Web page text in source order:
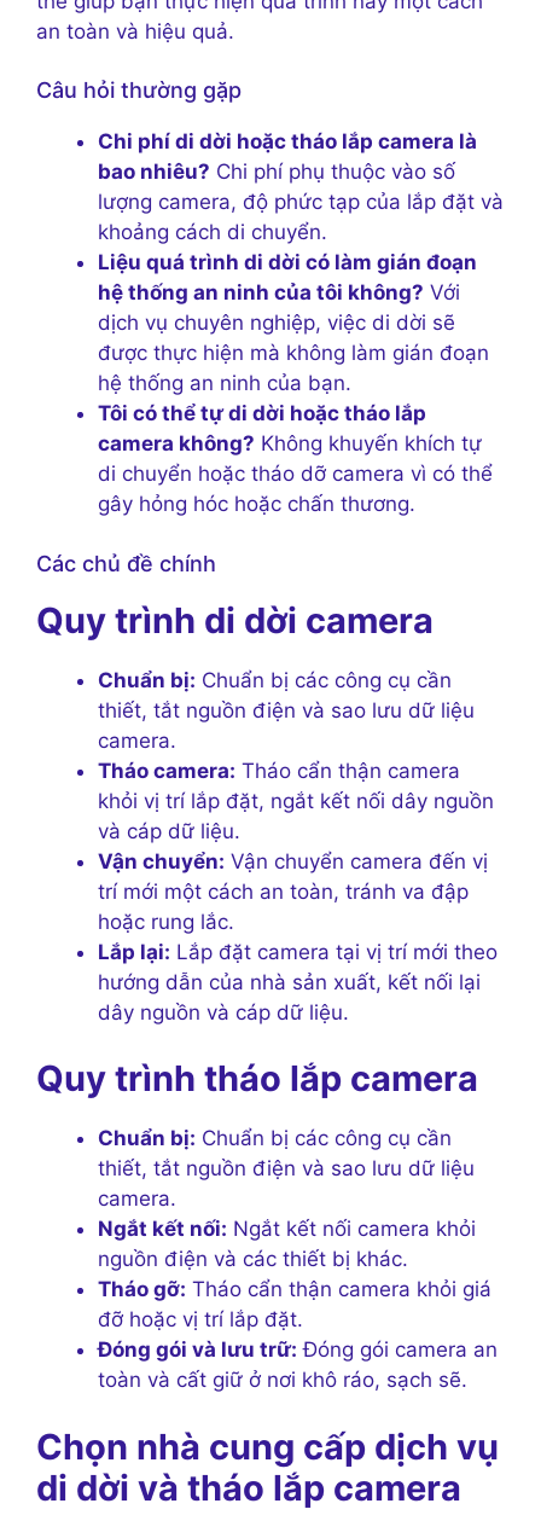
an toàn và hiệu quả.
Câu hỏi thường gặp
Chi phí di dời hoặc tháo lắp camera là
bao nhiêu? Chi phí phụ thuộc vào số
lượng camera, độ phức tạp của lắp đặt và
khoảng cách di chuyển.
Liệu quá trình di dời có làm gián đoạn
hệ thống an ninh của tôi không? Với
dịch vụ chuyên nghiệp, việc di dời sẽ
được thực hiện mà không làm gián đoạn
hệ thống an ninh của bạn.
Tôi có thể tự di dời hoặc tháo lắp
camera không? Không khuyến khích tự
di chuyển hoặc tháo dỡ camera vì có thể
gây hỏng hóc hoặc chấn thương.
Các chủ đề chính
Quy trình di dời camera
Chuẩn bị: Chuẩn bị các công cụ cần
thiết, tắt nguồn điện và sao lưu dữ liệu
camera.
Tháo camera: Tháo cẩn thận camera
khỏi vị trí lắp đặt, ngắt kết nối dây nguồn
và cáp dữ liệu.
Vận chuyển: Vận chuyển camera đến vị
trí mới một cách an toàn, tránh va đập
hoặc rung lắc.
Lắp lại: Lắp đặt camera tại vị trí mới theo
hướng dẫn của nhà sản xuất, kết nối lại
dây nguồn và cáp dữ liệu.
Quy trình tháo lắp camera
Chuẩn bị: Chuẩn bị các công cụ cần
thiết, tắt nguồn điện và sao lưu dữ liệu
camera.
Ngắt kết nối: Ngắt kết nối camera khỏi
nguồn điện và các thiết bị khác.
Tháo gỡ: Tháo cẩn thận camera khỏi giá
đỡ hoặc vị trí lắp đặt.
Đóng gói và lưu trữ: Đóng gói camera an
toàn và cất giữ ở nơi khô ráo, sạch sẽ.
Chọn nhà cung cấp dịch vụ
di dời và tháo lắp camera